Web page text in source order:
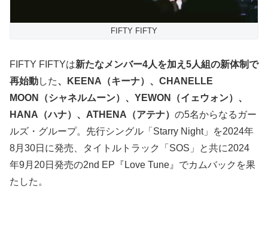
FIFTY FIFTY
FIFTY FIFTYは新たなメンバー4人を加え5人組の新体制で
再始動した、KEENA（キーナ）、CHANELLE
MOON（シャネルムーン）、YEWON（イェウォン）、
HANA（ハナ）、ATHENA（アテナ） の5名からなるガー
ルズ・グループ。先行シングル「Starry Night」を2024年
8月30日に発売、タイトルトラック「SOS」と共に2024
年9月20日発売の2nd EP『Love Tune』でカムバックを果
たした。